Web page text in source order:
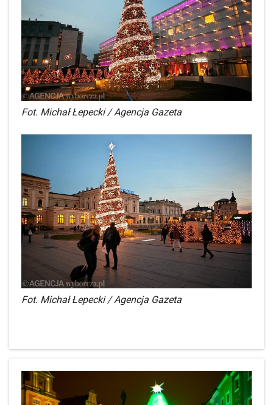
Fot. Michał Łepecki / Agencja Gazeta
Fot. Michał Łepecki / Agencja Gazeta